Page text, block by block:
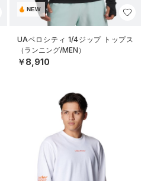
NEW
UAベロシティ 1/4ジップ トップス
（ランニング/MEN）
￥8,910